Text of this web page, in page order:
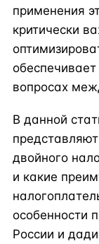
применения
критически
вопросах
В данной
двойного
и какие
особенности
России и